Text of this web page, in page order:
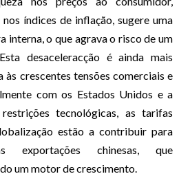
índices de inflação, sugere uma
interna, o que agrava o risco de um
desaceleracção é ainda mais
às crescentes tensões comerciais e
com os Estados Unidos e a
tecnológicas, as tarifas
estão a contribuir para
exportações chinesas, que
um motor de crescimento.